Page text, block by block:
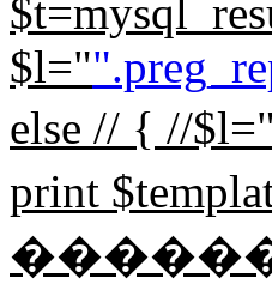
$l="
else // {
print